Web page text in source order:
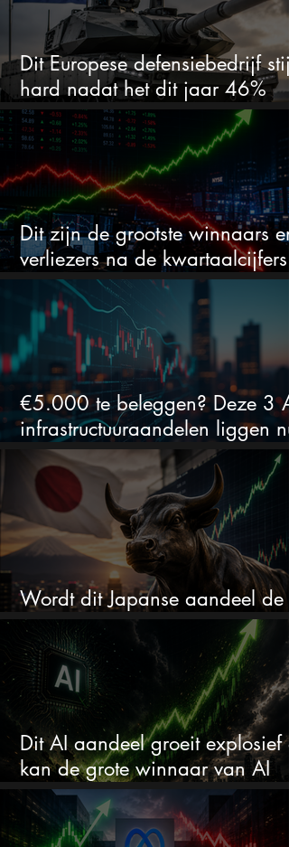
Dit Europese defensiebedrijf
hard nadat het dit jaar 46%
daalde: mooie koopkans?
Dit zijn de grootste winnaars en
verliezers na de kwartaalcijfers
(2 springen eruit)
€5.000 te beleggen? Deze 3
infrastructuuraandelen liggen nu
in de uitverkoop
Wordt dit Japanse aandeel de
comeback kid van 2026?
Dit AI aandeel groeit explosief
kan de grote winnaar van AI
worden